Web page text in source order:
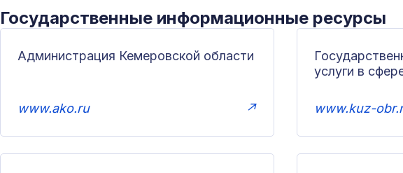
Государственные информационные ресурсы
Администрация Кемеровской области
www.ako.ru ↗
услуги в
www.kuz-